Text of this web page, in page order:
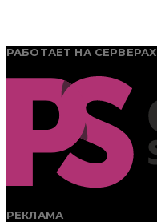
РАБОТАЕТ НА СЕРВЕРАХ
РЕКЛАМА